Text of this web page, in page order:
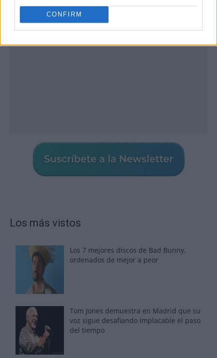
CONFIRM
Los más vistos
Los 7 mejores discos de Bad Bunny,
ordenados de mejor a peor
Tom Jones demuestra en Madrid que su
voz sigue desafiando implacable el paso
del tiempo